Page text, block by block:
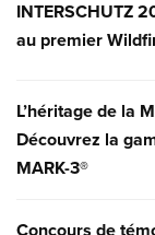
INTERSCHUTZ
au premier
L’héritage de la
Découvrez la
MARK-3®